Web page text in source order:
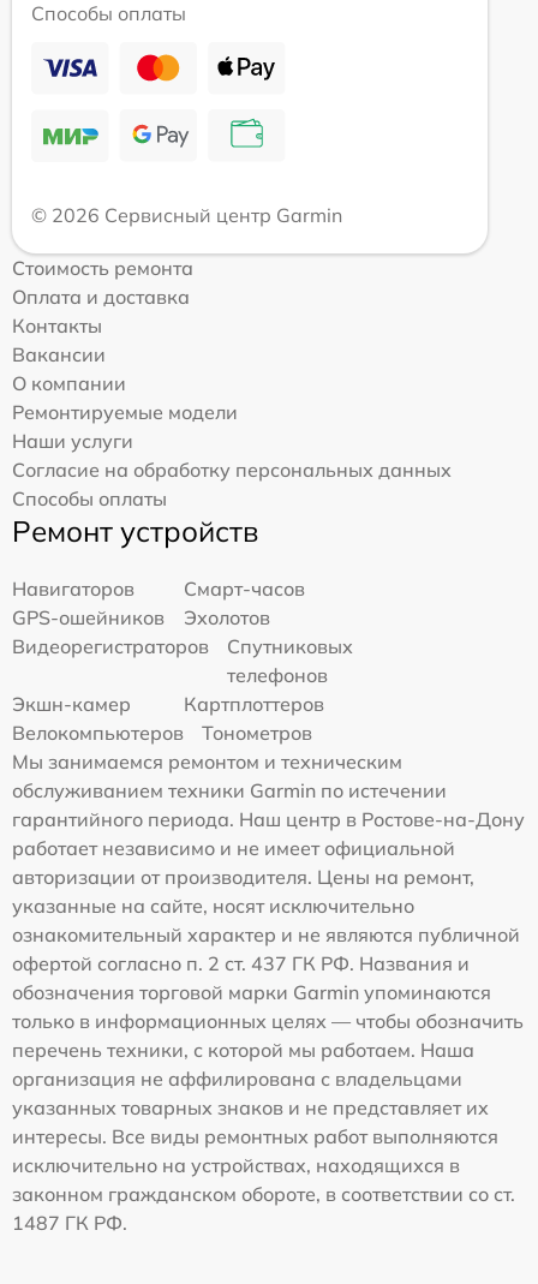
Способы оплаты
© 2026 Сервисный центр Garmin
Стоимость ремонта
Оплата и доставка
Контакты
Вакансии
О компании
Ремонтируемые модели
Наши услуги
Согласие на обработку персональных данных
Способы оплаты
Ремонт устройств
Навигаторов
Смарт-часов
GPS-ошейников
Эхолотов
Видеорегистраторов
Спутниковых
телефонов
Экшн-камер
Картплоттеров
Велокомпьютеров
Тонометров
Мы занимаемся ремонтом и техническим
обслуживанием техники Garmin по истечении
гарантийного периода. Наш центр в Ростове-на-Дону
работает независимо и не имеет официальной
авторизации от производителя. Цены на ремонт,
указанные на сайте, носят исключительно
ознакомительный характер и не являются публичной
офертой согласно п. 2 ст. 437 ГК РФ. Названия и
обозначения торговой марки Garmin упоминаются
только в информационных целях — чтобы обозначить
перечень техники, с которой мы работаем. Наша
организация не аффилирована с владельцами
указанных товарных знаков и не представляет их
интересы. Все виды ремонтных работ выполняются
исключительно на устройствах, находящихся в
законном гражданском обороте, в соответствии со ст.
1487 ГК РФ.